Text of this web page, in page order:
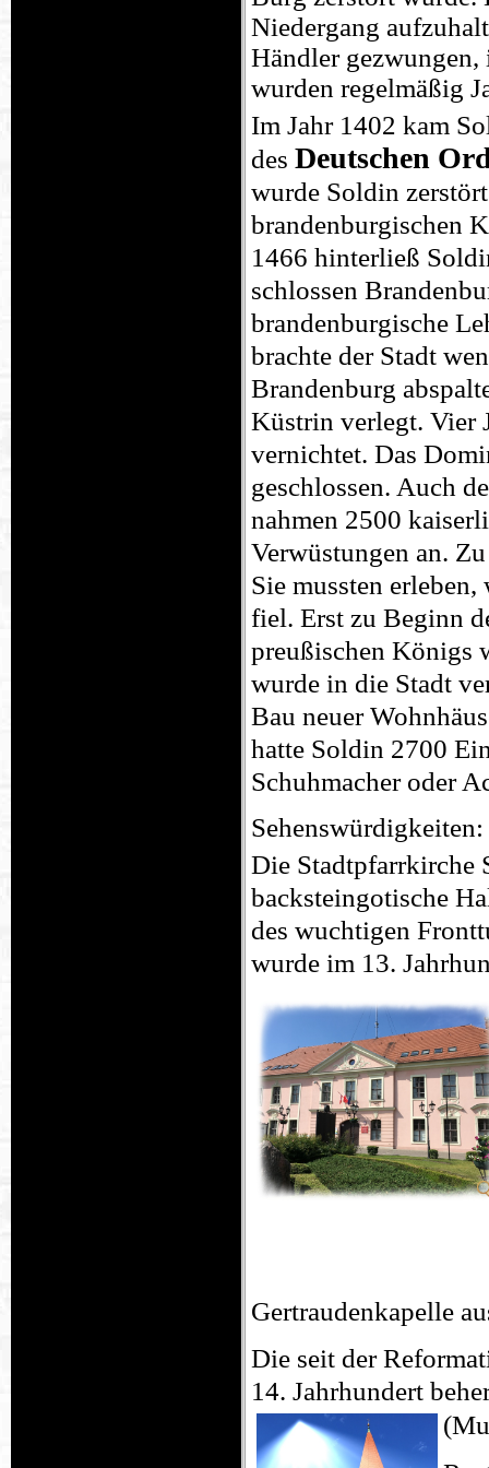
Niedergang
Händler gezwungen,
wurden regelmäßig
Im Jahr 1402 kam
des Deutschen
wurde Soldin
brandenburgischen
1466 hinterließ
schlossen
brandenburgische
brachte der Stadt
Brandenburg
Küstrin verlegt. Vier
vernichtet. Das
geschlossen. Auch
nahmen 2500
Verwüstungen an.
Sie mussten
fiel. Erst zu Beginn
preußischen Königs
wurde in die Stadt
Bau neuer
hatte Soldin 2700
Schuhmacher oder
Sehenswürdigkeiten:
Die Stadtpfarrkirche
backsteingotische
des wuchtigen
wurde im 13.
Gertraudenkapelle
Die seit der
14. Jahrhundert